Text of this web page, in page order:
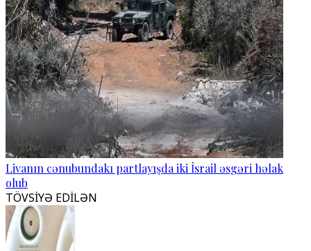
Livanın cənubundakı partlayışda iki İsrail əsgəri həlak
olub
TÖVSİYƏ EDİLƏN